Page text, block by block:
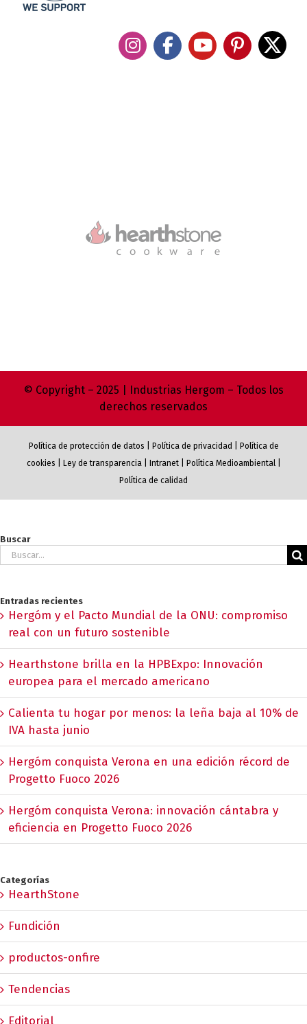
© Copyright – 2025 | Industrias Hergom – Todos los
derechos reservados
Política de protección de datos Política de privacidad
Política de
cookies
Ley de transparencia| Intranet| Política Medioambiental|
Política de calidad
Buscar
Buscar:
Entradas recientes
Hergóm y el Pacto Mundial de la ONU: compromiso
real con un futuro sostenible
Hearthstone brilla en la HPBExpo: Innovación
europea para el mercado americano
Calienta tu hogar por menos: la leña baja al 10% de
IVA hasta junio
Hergóm conquista Verona en una edición récord de
Progetto Fuoco 2026
Hergóm conquista Verona: innovación cántabra y
eficiencia en Progetto Fuoco 2026
Categorías
HearthStone
Fundición
productos-onfire
Tendencias
Editorial